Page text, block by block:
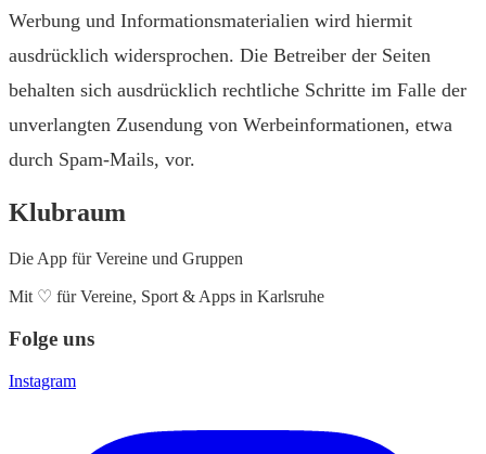
Werbung und Informationsmaterialien wird hiermit
ausdrücklich widersprochen. Die Betreiber der Seiten
behalten sich ausdrücklich rechtliche Schritte im Falle der
unverlangten Zusendung von Werbeinformationen, etwa
durch Spam-Mails, vor.
Klubraum
Die App für Vereine und Gruppen
Mit ♡ für Vereine, Sport & Apps in Karlsruhe
Folge uns
Instagram